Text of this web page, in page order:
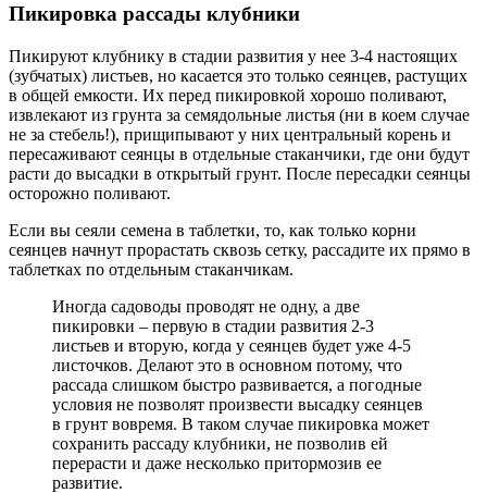
Пикировка рассады клубники
Пикируют клубнику в стадии развития у нее 3-4 настоящих
(зубчатых) листьев, но касается это только сеянцев, растущих
в общей емкости. Их перед пикировкой хорошо поливают,
извлекают из грунта за семядольные листья (ни в коем случае
не за стебель!), прищипывают у них центральный корень и
пересаживают сеянцы в отдельные стаканчики, где они будут
расти до высадки в открытый грунт. После пересадки сеянцы
осторожно поливают.
Если вы сеяли семена в таблетки, то, как только корни
сеянцев начнут прорастать сквозь сетку, рассадите их прямо в
таблетках по отдельным стаканчикам.
Иногда садоводы проводят не одну, а две
пикировки – первую в стадии развития 2-3
листьев и вторую, когда у сеянцев будет уже 4-5
листочков. Делают это в основном потому, что
рассада слишком быстро развивается, а погодные
условия не позволят произвести высадку сеянцев
в грунт вовремя. В таком случае пикировка может
сохранить рассаду клубники, не позволив ей
перерасти и даже несколько притормозив ее
развитие.